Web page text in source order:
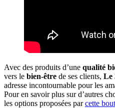
Avec des produits d’une qualité
vers le bien-être de ses clients, Le
adresse incontournable pour les
Pour en savoir plus sur d’autres
les options proposées parcette